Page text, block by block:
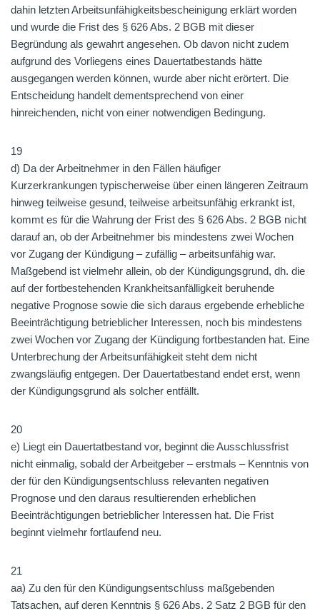
dahin letzten Arbeitsunfähigkeitsbescheinigung erklärt worden
und wurde die Frist des § 626 Abs. 2 BGB mit dieser
Begründung als gewahrt angesehen. Ob davon nicht zudem
aufgrund des Vorliegens eines Dauertatbestands hätte
ausgegangen werden können, wurde aber nicht erörtert. Die
Entscheidung handelt dementsprechend von einer
hinreichenden, nicht von einer notwendigen Bedingung.
19
d) Da der Arbeitnehmer in den Fällen häufiger
Kurzerkrankungen typischerweise über einen längeren Zeitraum
hinweg teilweise gesund, teilweise arbeitsunfähig erkrankt ist,
kommt es für die Wahrung der Frist des § 626 Abs. 2 BGB nicht
darauf an, ob der Arbeitnehmer bis mindestens zwei Wochen
vor Zugang der Kündigung – zufällig – arbeitsunfähig war.
Maßgebend ist vielmehr allein, ob der Kündigungsgrund, dh. die
auf der fortbestehenden Krankheitsanfälligkeit beruhende
negative Prognose sowie die sich daraus ergebende erhebliche
Beeinträchtigung betrieblicher Interessen, noch bis mindestens
zwei Wochen vor Zugang der Kündigung fortbestanden hat. Eine
Unterbrechung der Arbeitsunfähigkeit steht dem nicht
zwangsläufig entgegen. Der Dauertatbestand endet erst, wenn
der Kündigungsgrund als solcher entfällt.
20
e) Liegt ein Dauertatbestand vor, beginnt die Ausschlussfrist
nicht einmalig, sobald der Arbeitgeber – erstmals – Kenntnis von
der für den Kündigungsentschluss relevanten negativen
Prognose und den daraus resultierenden erheblichen
Beeinträchtigungen betrieblicher Interessen hat. Die Frist
beginnt vielmehr fortlaufend neu.
21
aa) Zu den für den Kündigungsentschluss maßgebenden
Tatsachen, auf deren Kenntnis § 626 Abs. 2 Satz 2 BGB für den